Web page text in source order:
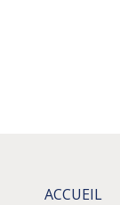
ACCUEIL